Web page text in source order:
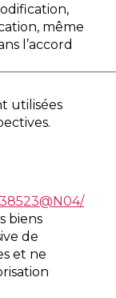
même
l’accord
utilisées
biens
de
et ne